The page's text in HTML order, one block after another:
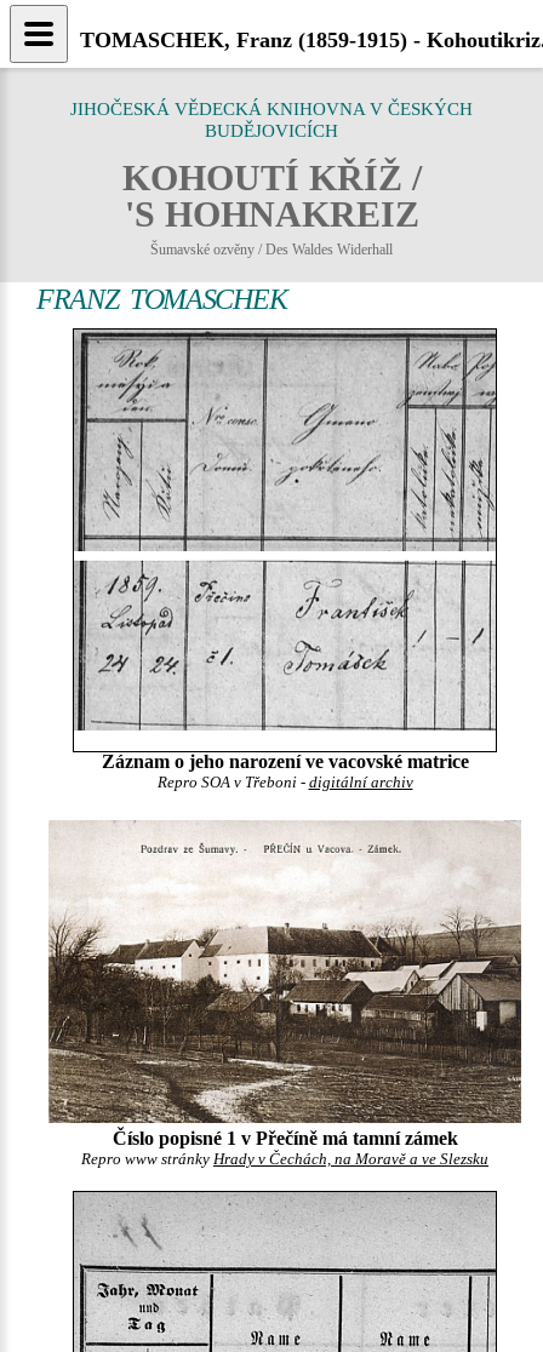
JIHOČESKÁ VĚDECKÁ KNIHOVNA V ČESKÝCH
BUDĚJOVICÍCH
KOHOUTÍ KŘÍŽ /
'S HOHNAKREIZ
Šumavské ozvěny / Des Waldes Widerhall
FRANZ TOMASCHEK
Záznam o jeho narození ve vacovské matrice
Repro SOA v Třeboni - digitální archiv
Číslo popisné 1 v Přečíně má tamní zámek
Repro www stránky Hrady v Čechách, na Moravě a ve Slezsku
TOMASCHEK, Franz (1859-1915) -